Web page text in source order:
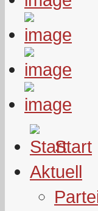
Start
Aktuell